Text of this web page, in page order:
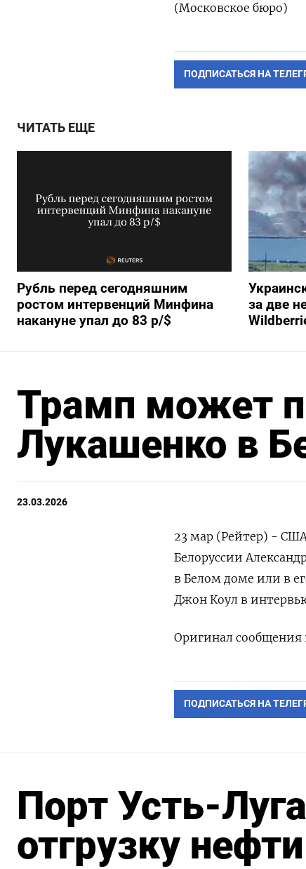
(Московское бюро)
ПОДПИСАТЬСЯ НА
ЧИТАТЬ ЕЩЕ
Рубль перед сегодняшним
ростом интервенций Минфина
накануне упал до 83 р/$
за две
Трамп может
Лукашенко в
23.03.2026
23 мар (Рейтер) -
Белоруссии
в ​Белом ‌доме или ​в
Джон ‌Коул ​в
Оригинал ​сообщения
ПОДПИСАТЬСЯ НА
Порт Усть-
отгрузку